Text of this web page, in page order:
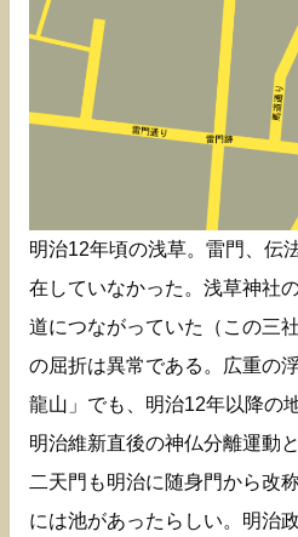
明治12年頃の浅草。雷門、伝
在していなかった。浅草神社
道につながっていた（この三
の屈折は異常である。広重の
龍山」でも、明治12年以降の
明治維新直後の神仏分離運動
二天門も明治に随身門から改
には池があったらしい。明治